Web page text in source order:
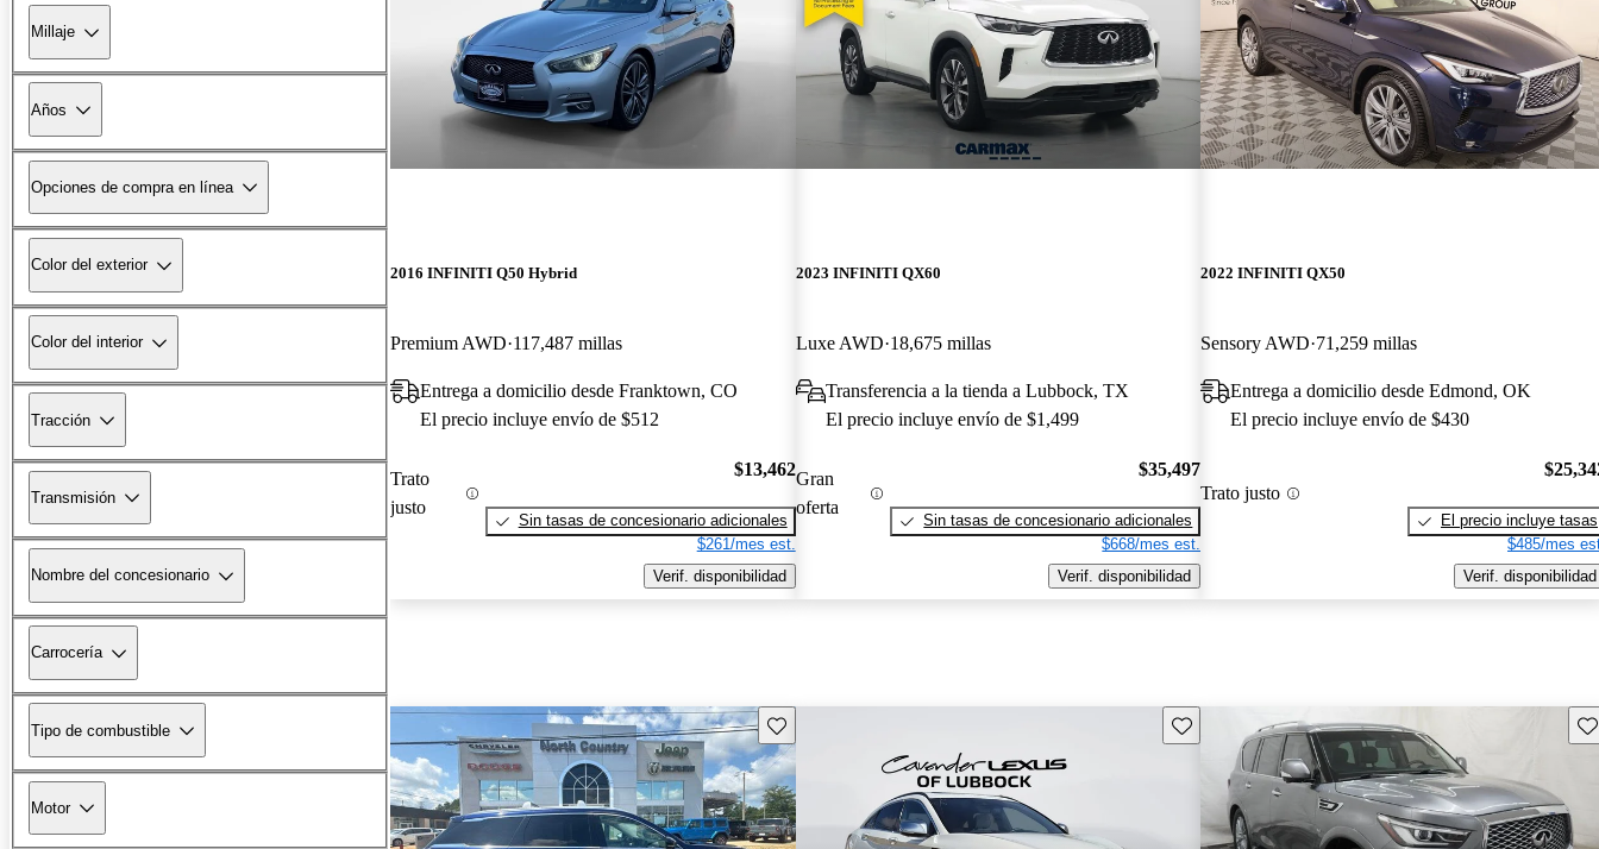
Millaje
Años
Opciones de compra en línea
Color del exterior
Color del interior
Tracción
Transmisión
Nombre del concesionario
Carrocería
Tipo de combustible
Motor
2016 INFINITI Q50 Hybrid
Premium AWD 117,487 millas
Entrega a domicilio desde Franktown, CO
El precio incluye envío de $512
Trato
justo
$13,462
Sin tasas de concesionario adicionales
$261/mes est.
Verif. disponibilidad
2023 INFINITI QX60
Luxe AWD 18,675 millas
Transferencia a la tienda a Lubbock, TX
El precio incluye envío de $1,499
Gran
oferta
$35,497
Sin tasas de concesionario adicionales
$668/mes est.
Verif. disponibilidad
2022 INFINITI QX50
Sensory AWD 71,259 millas
Entrega a domicilio desde Edmond, OK
El precio incluye envío de $430
Trato justo
El precio incluye tasas
$485/mes
Verif. disponibilidad
Guarda este Aviso Guarda este Aviso